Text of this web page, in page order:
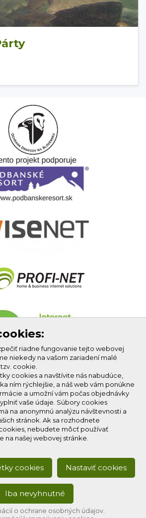
Profi-net s.r.o.
riadne fungovanie tejto webovej
niekedy na vašom zariadení malé
cookie.
cookies a navštívite nás nabudúce,
ním rýchlejšie, a náš web vám ponúkne
a umožní vám počas objednávky
vaše údaje. Súbory cookies
na anonymnú analýzu návštevnosti a
stránok. Ak sa rozhodnete
nebudete môcť používať
na našej webovej stránke.
cookies Nastaviť cookies
Iba nevyhnutné
o ochrane osobných údajov.